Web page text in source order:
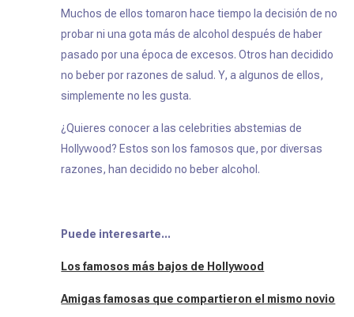
Muchos de ellos tomaron hace tiempo la decisión de no
probar ni una gota más de alcohol después de haber
pasado por una época de excesos. Otros han decidido
no beber por razones de salud. Y, a algunos de ellos,
simplemente no les gusta.
¿Quieres conocer a lascelebrities abstemias de
Hollywood? Estos son los famosos que, por diversas
razones, han decidido no beber alcohol.
Puede interesarte...
Los famosos más bajos de Hollywood
Amigas famosas que compartieron el mismo novio